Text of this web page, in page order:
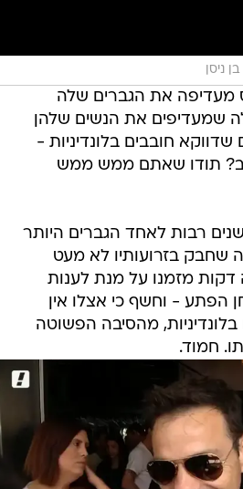
ניסן
מעדיפה את הגברים שלה
שמעדיפים את הנשים שלהן
חובבים בלונדיניות -
תודו שאתם ממש ממש
רבות לאחד הגברים היותר
שחבק בזרועותיו לא מעט
דקות מזמנו על מנת לענות
הפתע - וחשף כי אצלו אין
בלונדיניות, מהסיבה הפשוטה
חמוד.